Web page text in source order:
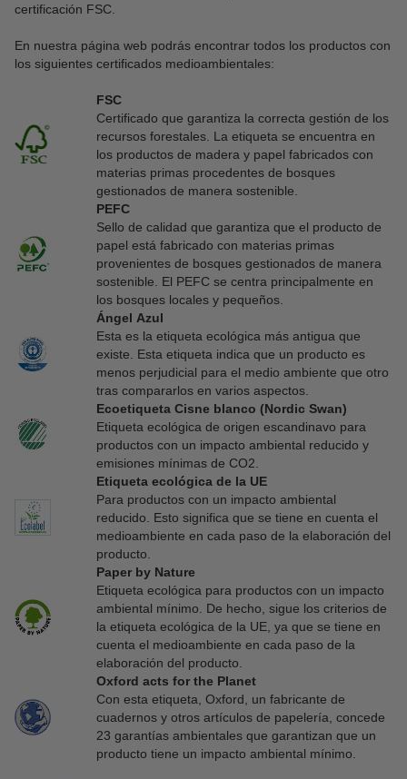
certificación FSC.
En nuestra página web podrás encontrar todos los productos con
los siguientes certificados medioambientales:
FSC
Certificado que garantiza la correcta gestión de los
recursos forestales. La etiqueta se encuentra en
los productos de madera y papel fabricados con
materias primas procedentes de bosques
gestionados de manera sostenible.
PEFC
Sello de calidad que garantiza que el producto de
papel está fabricado con materias primas
provenientes de bosques gestionados de manera
sostenible. El PEFC se centra principalmente en
los bosques locales y pequeños.
Ángel Azul
Esta es la etiqueta ecológica más antigua que
existe. Esta etiqueta indica que un producto es
menos perjudicial para el medio ambiente que otro
tras compararlos en varios aspectos.
Ecoetiqueta Cisne blanco (Nordic Swan)
Etiqueta ecológica de origen escandinavo para
productos con un impacto ambiental reducido y
emisiones mínimas de CO2.
Etiqueta ecológica de la UE
Para productos con un impacto ambiental
reducido. Esto significa que se tiene en cuenta el
medioambiente en cada paso de la elaboración del
producto.
Paper by Nature
Etiqueta ecológica para productos con un impacto
ambiental mínimo. De hecho, sigue los criterios de
la etiqueta ecológica de la UE, ya que se tiene en
cuenta el medioambiente en cada paso de la
elaboración del producto.
Oxford acts for the Planet
Con esta etiqueta, Oxford, un fabricante de
cuadernos y otros artículos de papelería, concede
23 garantías ambientales que garantizan que un
producto tiene un impacto ambiental mínimo.